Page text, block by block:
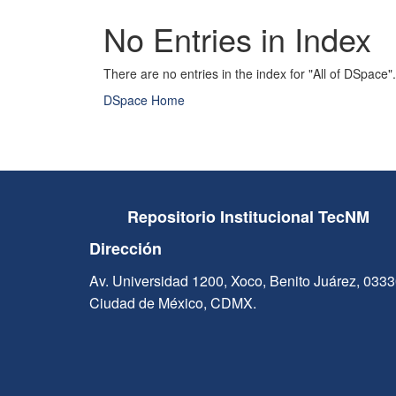
No Entries in Index
There are no entries in the index for "All of DSpace".
DSpace Home
Repositorio Institucional TecNM
Dirección
Av. Universidad 1200, Xoco, Benito Juárez,
Ciudad de México, CDMX.